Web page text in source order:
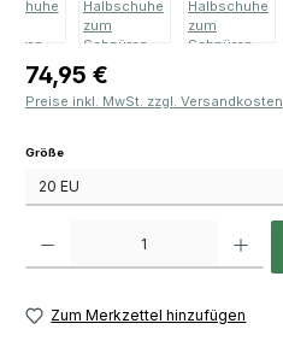
Regulärer Preis:
74,95 €
Preise inkl. MwSt. zzgl. Versandkosten
Größeauswählen
Zum Merkzettel hinzufügen